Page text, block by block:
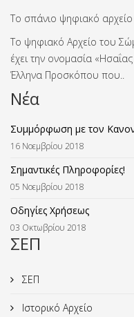
Το σπάνιο ψηφιακό
Το ψηφιακό Αρχείο του
έχει την ονομασία
Έλληνα Προσκόπου που..
Νέα
Συμμόρφωση με τον
16 Νοεμβρίου 2018
Σημαντικές Πληροφορίες!
05 Νοεμβρίου 2018
Οδηγίες Χρήσεως
03 Οκτωβρίου 2018
ΣΕΠ
ΣΕΠ
Ιστορικό Αρχείο